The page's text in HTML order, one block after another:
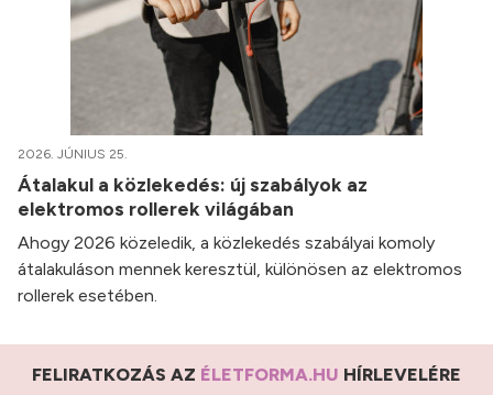
2026. JÚNIUS 25.
Átalakul a közlekedés: új szabályok az
elektromos rollerek világában
Ahogy 2026 közeledik, a közlekedés szabályai komoly
átalakuláson mennek keresztül, különösen az elektromos
rollerek esetében.
FELIRATKOZÁS AZ ÉLETFORMA.HU HÍRLEVELÉRE